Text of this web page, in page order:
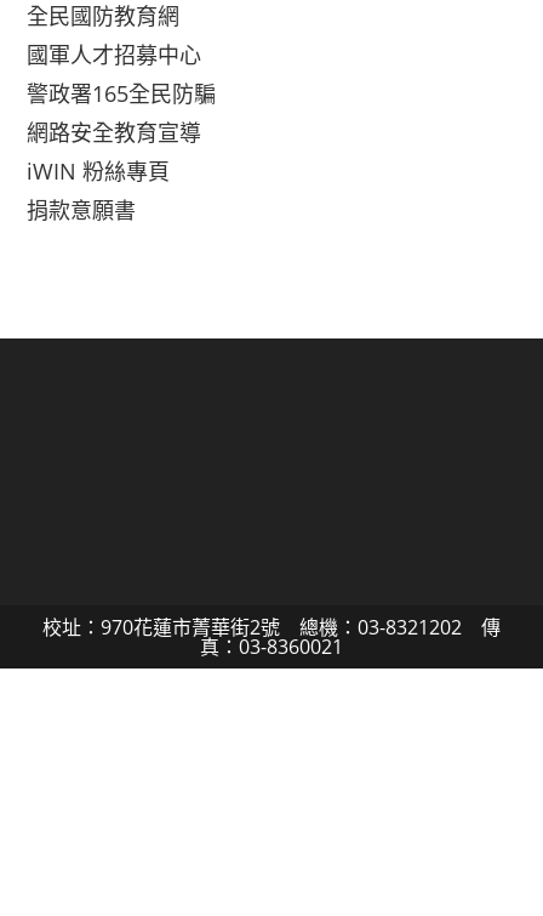
全民國防教育網
國軍人才招募中心
警政署165全民防騙
網路安全教育宣導
iWIN 粉絲專頁
捐款意願書
校址：970花蓮市菁華街2號 總機：03-8321202 傳
真：03-8360021